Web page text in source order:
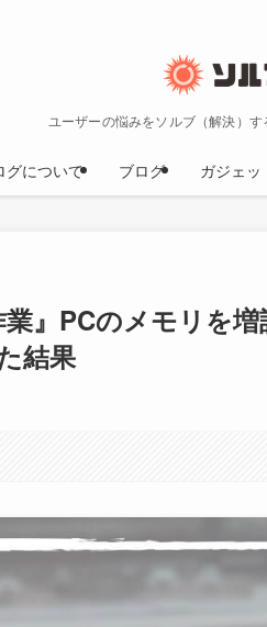
ユーザーの悩みをソルブ（解決）す
グについて ブログ ガジェッ
業』PCのメモリを
結果